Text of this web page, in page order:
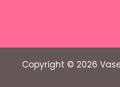
Copyright © 2026